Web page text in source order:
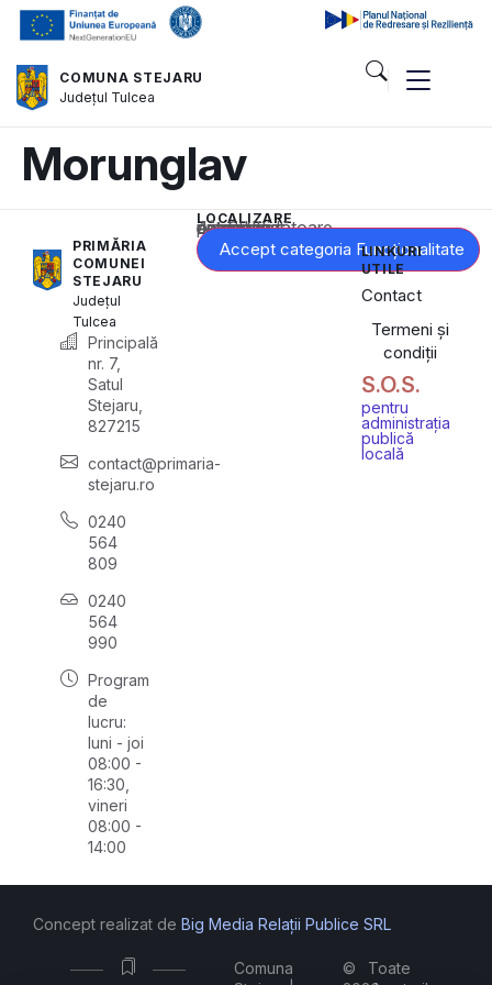
COMUNA STEJARU
Județul Tulcea
Morunglav
PRIMĂRIA
COMUNEI
STEJARU
Județul
Tulcea
Principală
nr. 7,
Satul
Stejaru,
827215
contact@primaria-
stejaru.ro
0240
564
809
0240
564
990
Program
de
lucru:
luni - joi
08:00 -
16:30,
vineri
08:00 -
14:00
LOCALIZARE
Acest conținut este blocat până când acceptați categoria corespunzătoare de cookie-uri.
Accept categoria Funcționalitate
LINKURI
UTILE
Contact
Termeni și
condiții
S.O.S.
pentru
administrația
publică
locală
Comuna
©
Toate
Concept realizat de Big Media Relații Publice SRL